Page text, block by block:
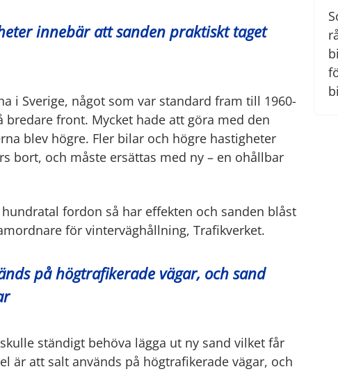
innebär att sanden praktiskt taget
i Sverige, något som var standard fram till 1960-
front. Mycket hade att göra med den
blev högre. Fler bilar och högre hastigheter
bort, och måste ersättas med ny – en ohållbar
fordon så har effekten och sanden blåst
för vinterväghållning, Trafikverket.
på högtrafikerade vägar, och sand
ständigt behöva lägga ut ny sand vilket får
är att salt används på högtrafikerade vägar, och